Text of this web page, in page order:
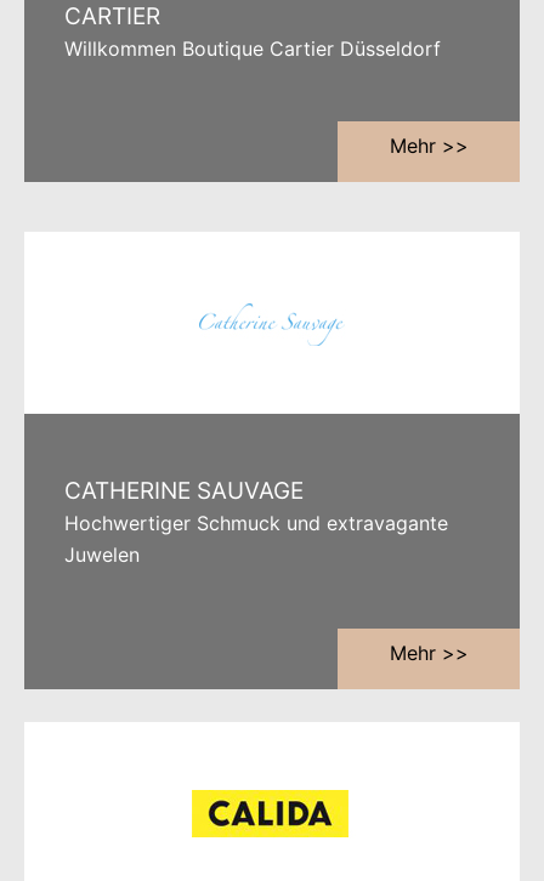
CARTIER
Willkommen Boutique Cartier Düsseldorf
Mehr >>
CATHERINE SAUVAGE
Hochwertiger Schmuck und extravagante
Juwelen
Mehr >>